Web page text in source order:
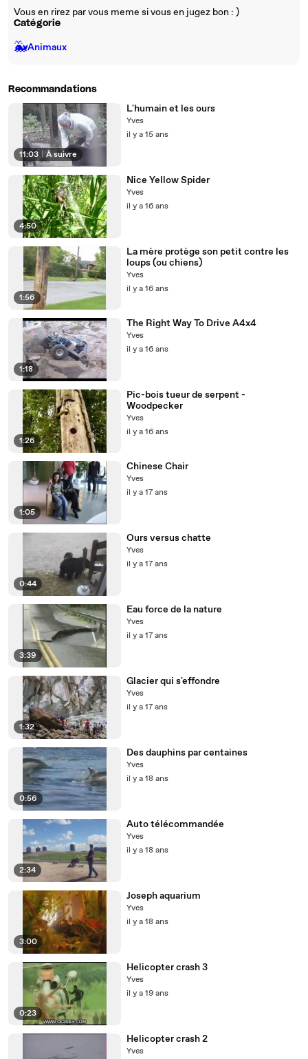
Vous en rirez par vous meme si vous en jugez bon : )
Catégorie
🐳Animaux
Recommandations
11:03 À suivre
L'humain et les ours
Yves
il y a 15 ans
4:50
Nice Yellow Spider
Yves
il y a 16 ans
1:56
La mère protège son petit contre les
loups (ou chiens)
Yves
il y a 16 ans
1:18
The Right Way To Drive A4x4
Yves
il y a 16 ans
1:26
Pic-bois tueur de serpent -
Woodpecker
Yves
il y a 16 ans
1:05
Chinese Chair
Yves
il y a 17 ans
0:44
Ours versus chatte
Yves
il y a 17 ans
3:39
Eau force de la nature
Yves
il y a 17 ans
1:32
Glacier qui s'effondre
Yves
il y a 17 ans
0:56
Des dauphins par centaines
Yves
il y a 18 ans
2:34
Auto télécommandée
Yves
il y a 18 ans
3:00
Joseph aquarium
Yves
il y a 18 ans
0:23
Helicopter crash 3
Yves
il y a 19 ans
Helicopter crash 2
Yves